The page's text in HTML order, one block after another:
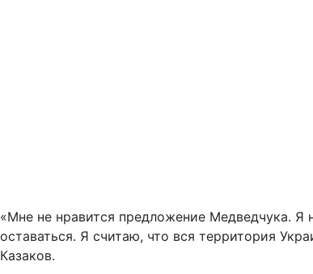
«Мне не нравится предложение Медведчука. Я
оставаться. Я считаю, что вся территория
Казаков.